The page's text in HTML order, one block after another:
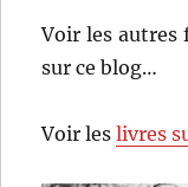
Voir les autres
sur ce blog…
Voir leslivres